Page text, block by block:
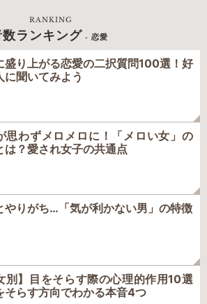
RANKING
ランキング - 恋愛
盛り上がる恋愛の二択質問100選！好
に聞いてみよう
思わずメロメロに！「メロい女」の
は？愛され女子の共通点
やりがち…「気が利かない男」の特徴
別】目をそらす際の心理的作用10選
そらす方向でわかる本音4つ